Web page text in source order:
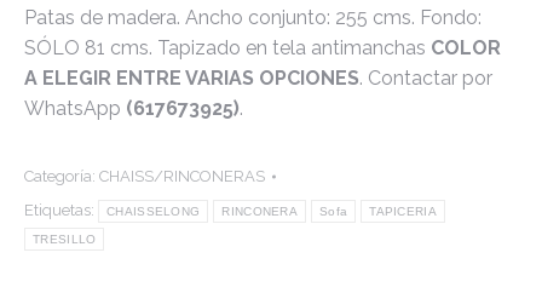
Patas de madera. Ancho conjunto: 255 cms. Fondo:
SÓLO 81 cms. Tapizado en tela antimanchas COLOR
A ELEGIR ENTRE VARIAS OPCIONES. Contactar por
WhatsApp (617673925).
Categoría: CHAISS/RINCONERAS
Etiquetas:
CHAISSELONG RINCONERA Sofa TAPICERIA
TRESILLO